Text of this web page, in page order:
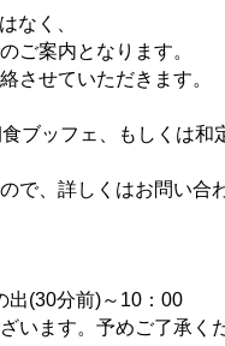
なく、
ご案内となります。
させていただきます。
ブッフェ、もしくは和
で、詳しくはお問い合
出(30分前)～10：00
います。予めご了承く